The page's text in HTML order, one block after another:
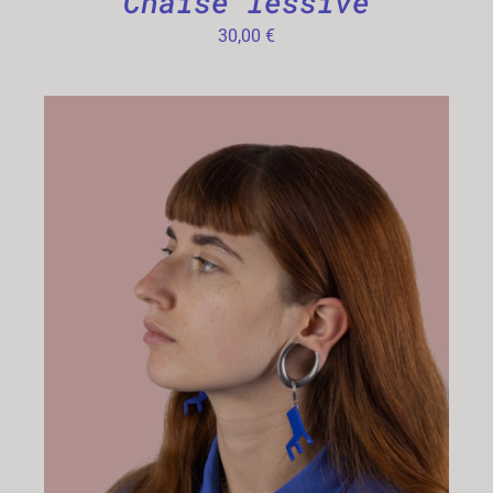
30,00 €
CHOIX DES OPTIONS
/